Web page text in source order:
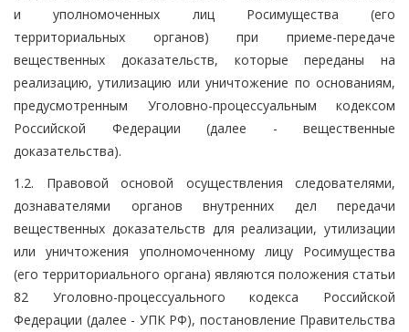
и уполномоченных лиц Росимущества (его
территориальных органов) при приеме-передаче
вещественных доказательств, которые переданы на
реализацию, утилизацию или уничтожение по основаниям,
предусмотренным Уголовно-процессуальным кодексом
Российской Федерации (далее - вещественные
доказательства).
1.2. Правовой основой осуществления следователями,
дознавателями органов внутренних дел передачи
вещественных доказательств для реализации, утилизации
или уничтожения уполномоченному лицу Росимущества
(его территориального органа) являются положения статьи
82 Уголовно-процессуального кодекса Российской
Федерации (далее - УПК РФ), постановление Правительства